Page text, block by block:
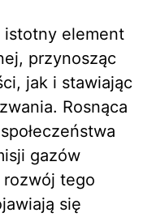
istotny element
przynosząc
jak i stawiając
Rosnąca
gazów
rozwój tego
się